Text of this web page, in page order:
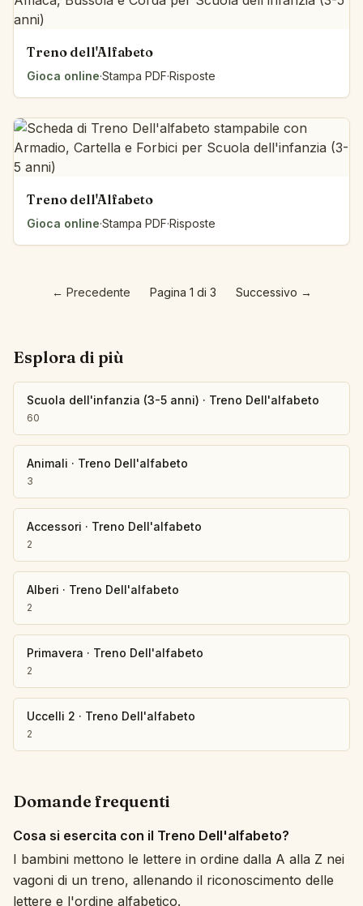
Treno dell'Alfabeto
Gioca online·Stampa PDF·Risposte
Treno dell'Alfabeto
Gioca online·Stampa PDF·Risposte
← Precedente Pagina 1 di 3 Successivo →
Esplora di più
Scuola dell'infanzia (3-5 anni) · Treno Dell'alfabeto
60
Animali · Treno Dell'alfabeto
3
Accessori · Treno Dell'alfabeto
2
Alberi · Treno Dell'alfabeto
2
Primavera · Treno Dell'alfabeto
2
Uccelli 2 · Treno Dell'alfabeto
2
Domande frequenti
Cosa si esercita con il Treno Dell'alfabeto?
I bambini mettono le lettere in ordine dalla A alla Z nei
vagoni di un treno, allenando il riconoscimento delle
lettere e l'ordine alfabetico.